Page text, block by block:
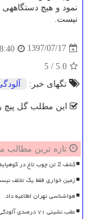
نمود و هیچ
نیست.
1397/07/17
5.0
/
5
تگهای خبر:
این مطلب گل پیچ
تازه ترین مطالب
کشف 2 تن چوب تاغ در کوهپایه اصفهان طی 24 ساعت اخیر 8 نفر دستگیر شدند
زمین خواری فقط یک تخلف
هواشناسی تهران اطلاعیه داد
عقب نشینی ۷۱ درصدی آلودگی از آسمان پایتخت تهران ۱۴۰۵ در راه تنفس